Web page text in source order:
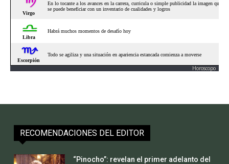
Horoscopo
RECOMENDACIONES DEL EDITOR
“Pinocho”: revelan el primer adelanto del